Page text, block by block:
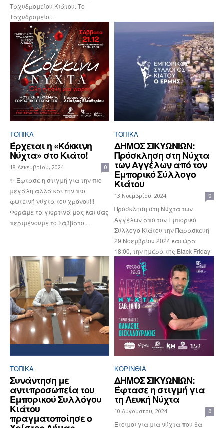
Ταχυδρομείου Κιάτου. Το
Ταχυδρομείο...
ΤΟΠΙΚΑ
Έρχεται η «Κόκκινη
Νύχτα» στο Κιάτο!
18 Δεκεμβρίου, 2024 0
✨ Έφτασε η στιγμή για την πιο
μεγάλη αλλά και την πιο
φωτεινή νύχτα του χρόνου!!!
Φοράμε τα γιορτινά μας και σας
περιμένουμε το Σάββατο...
ΤΟΠΙΚΑ
ΔΗΜΟΣ ΣΙΚΥΩΝΙΩΝ:
Πρόσκληση στη Νύχτα
των Αγγέλων από τον
Εμπορικό Σύλλογο
Κιάτου
13 Νοεμβρίου, 2024 0
Πρόσκληση στη Νύχτα των
Αγγέλων από τον Εμπορικό
Σύλλογο Κιάτου την Παρασκευή
29 Νοεμβρίου 2024 και ώρα
18:00, την ημέρα της Black Friday
ΤΟΠΙΚΑ
Συνάντηση με
αντιπροσωπεία του
Εμπορικού Συλλόγου
Κιάτου
πραγματοποίησε ο
ΚΟΡΙΝΘΊΑ
ΔΗΜΟΣ ΣΙΚΥΩΝΙΩΝ:
Έφτασε η στιγμή για
τη Λευκή Νύχτα
10 Αυγούστου, 2024 0
Έτοιμοι για μια νύχτα που θα